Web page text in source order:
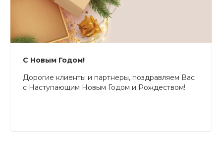
С Новым Годом!
Дорогие клиенты и партнеры, поздравляем Вас
с Наступающим Новым Годом и Рождеством!